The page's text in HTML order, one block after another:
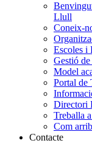
Llull
Coneix-
Escoles i
Gestió
Model
Portal de
Directori
Treballa
Com
Contacte